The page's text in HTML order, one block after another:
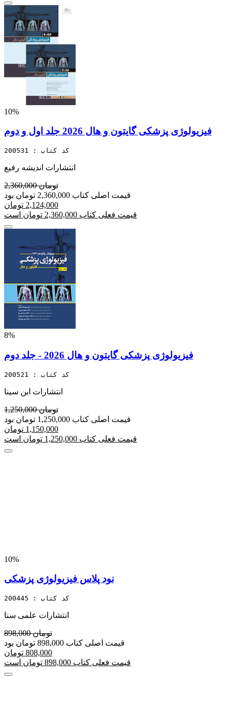
10%
فیزیولوژی پزشکی گایتون و هال 2026 جلد اول و دوم
کد کتاب : 200531
انتشارات اندیشه رفیع
2,360,000 تومان
قیمت اصلی کتاب 2,360,000 تومان بود
2,124,000 تومان
قیمت فعلی کتاب 2,360,000 تومان است
8%
فیزیولوژی پزشکی گایتون و هال 2026 - جلد دوم
کد کتاب : 200521
انتشارات ابن سینا
1,250,000 تومان
قیمت اصلی کتاب 1,250,000 تومان بود
1,150,000 تومان
قیمت فعلی کتاب 1,250,000 تومان است
10%
نود پلاس فیزیولوژی پزشکی
کد کتاب : 200445
انتشارات علمی سنا
898,000 تومان
قیمت اصلی کتاب 898,000 تومان بود
808,000 تومان
قیمت فعلی کتاب 898,000 تومان است